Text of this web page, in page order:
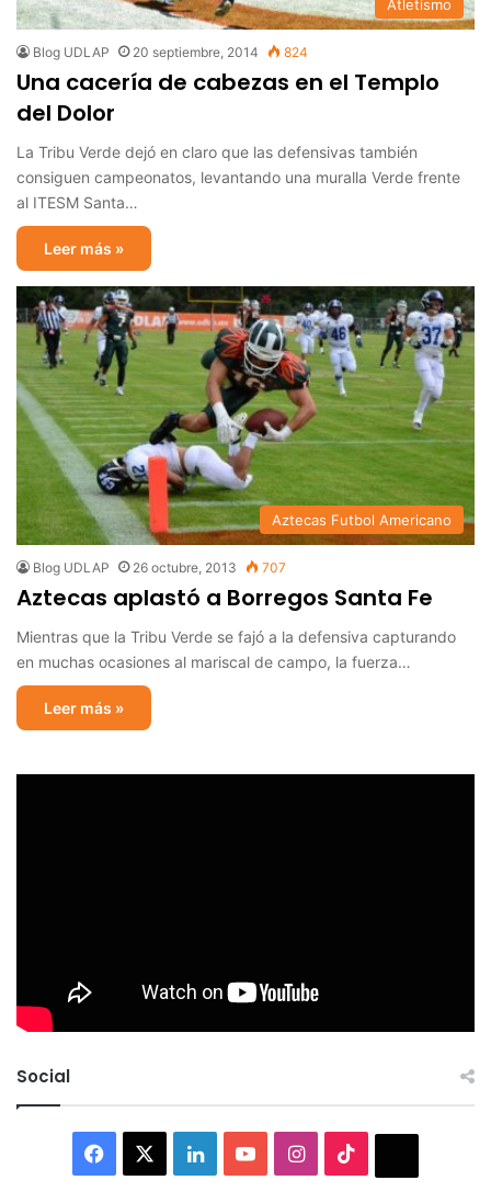
Atletismo
Blog UDLAP 20 septiembre, 2014 824
Una cacería de cabezas en el Templo
del Dolor
La Tribu Verde dejó en claro que las defensivas también
consiguen campeonatos, levantando una muralla Verde frente
al ITESM Santa…
Leer más »
Aztecas Futbol Americano
Blog UDLAP 26 octubre, 2013 707
Aztecas aplastó a Borregos Santa Fe
Mientras que la Tribu Verde se fajó a la defensiva capturando
en muchas ocasiones al mariscal de campo, la fuerza…
Leer más »
Social
Facebook LinkedInYouTubeInstagram